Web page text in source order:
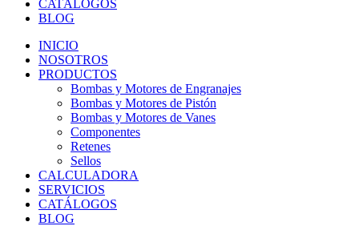
CATÁLOGOS
BLOG
INICIO
NOSOTROS
PRODUCTOS
Bombas y Motores de Engranajes
Bombas y Motores de Pistón
Bombas y Motores de Vanes
Componentes
Retenes
Sellos
CALCULADORA
SERVICIOS
CATÁLOGOS
BLOG